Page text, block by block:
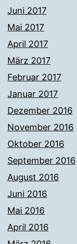
Juni 2017
Mai 2017
April 2017
März 2017
Februar 2017
Januar 2017
Dezember 2016
November 2016
Oktober 2016
September 2016
August 2016
Juni 2016
Mai 2016
April 2016